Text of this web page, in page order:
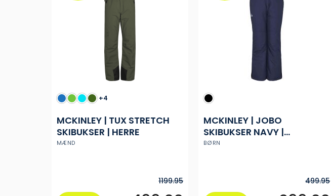
+4
MÆND
MCKINLEY | TUX STRETCH
SKIBUKSER | HERRE
1199.95
BØRN
MCKINLEY | JOBO
SKIBUKSER NAVY |
JUNIOR
499.95